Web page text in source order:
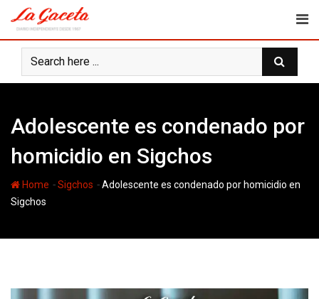
content
Adolescente es condenado por
homicidio en Sigchos
Home -Sigchos -Adolescente es condenado por homicidio en
Sigchos